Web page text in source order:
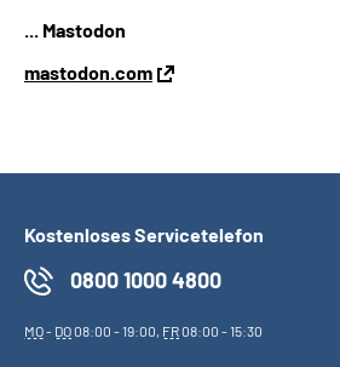
... Mastodon
mastodon.com
Kostenloses Servicetelefon
0800 1000 4800
MO- DO08:00 - 19:00, FR08:00 - 15:30